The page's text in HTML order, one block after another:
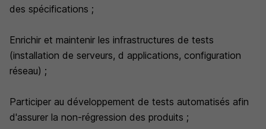
des spécifications ;
Enrichir et maintenir les infrastructures de tests
(installation de serveurs, d applications, configuration
réseau) ;
Participer au développement de tests automatisés afin
d'assurer la non-régression des produits ;